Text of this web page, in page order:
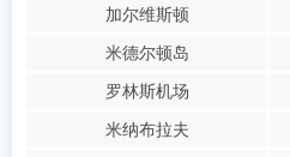
加尔维斯顿
米德尔顿岛
罗林斯机场
米纳布拉夫